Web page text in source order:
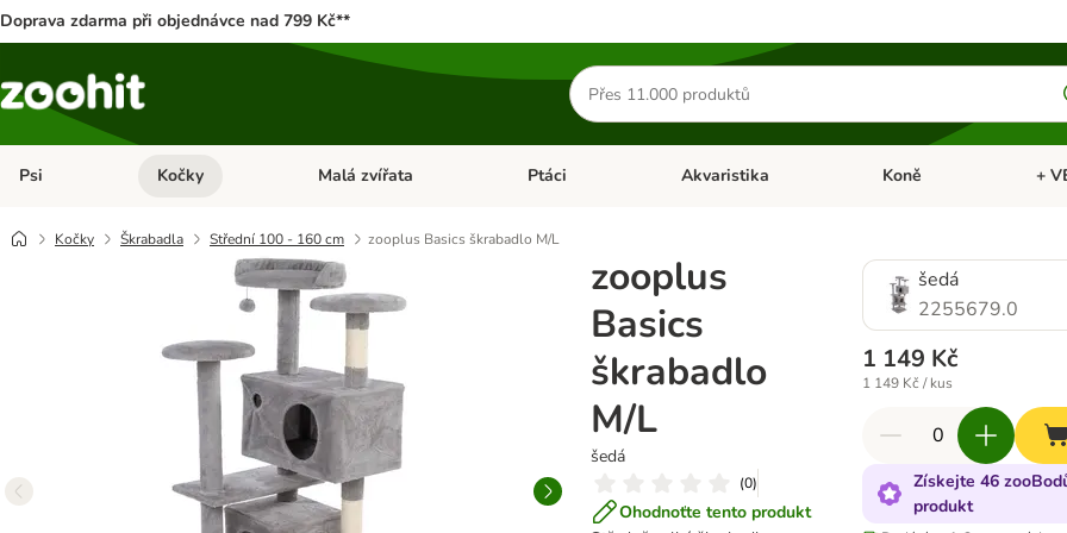
Doprava zdarma při objednávce nad 799 Kč**
Hledat
produkty
Psi Otevřít menu: Psi
Kočky Otevřít menu: Kočky
Malá zvířata Otevřít menu: Malá zvířata
Ptáci Otevřít menu: Ptáci
Akvaristika Otevřít menu: Akvaristika
Koně +
Kočky Škrabadla Střední 100 - 160 cm zooplus Basics škrabadlo M/L
zooplus
Basics
škrabadlo
M/L
šedá
(0)
Ohodnoťte tento produkt
šedá
2255679.0
1 149 Kč
1 149 Kč / kus
Získejte 46
produkt